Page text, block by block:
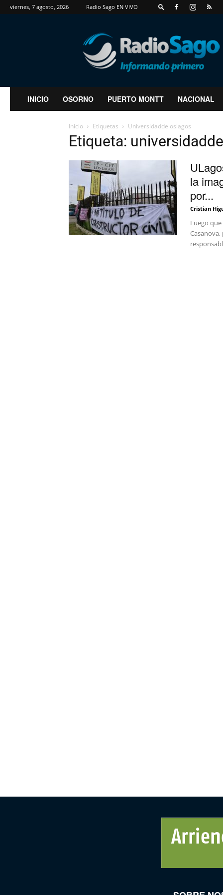
viernes, 7 agosto, 2026 Radio Sago EN VIVO
RadioSago
INICIO OSORNO PUERTO MONTT NACIONAL
Inicio Etiquetas Universidaddeloslagos
Etiqueta:
la
por...
Cristian
Luego